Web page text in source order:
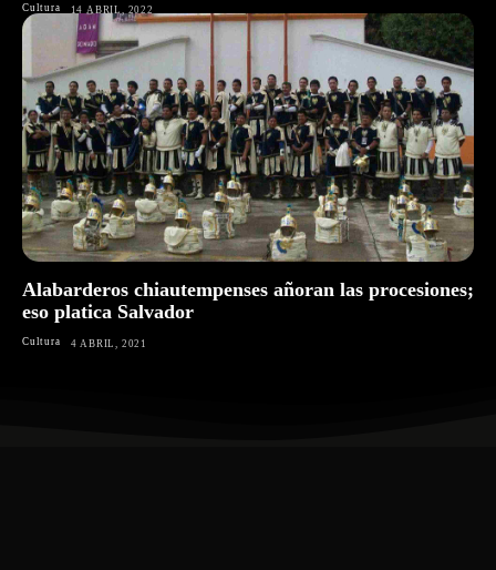
Cultura 14 ABRIL, 2022
Alabarderos chiautempenses añoran las procesiones;
eso platica Salvador
Cultura 4 ABRIL, 2021